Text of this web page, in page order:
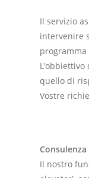
Il servizio
intervenire
quello di
Vostre
Il nostro